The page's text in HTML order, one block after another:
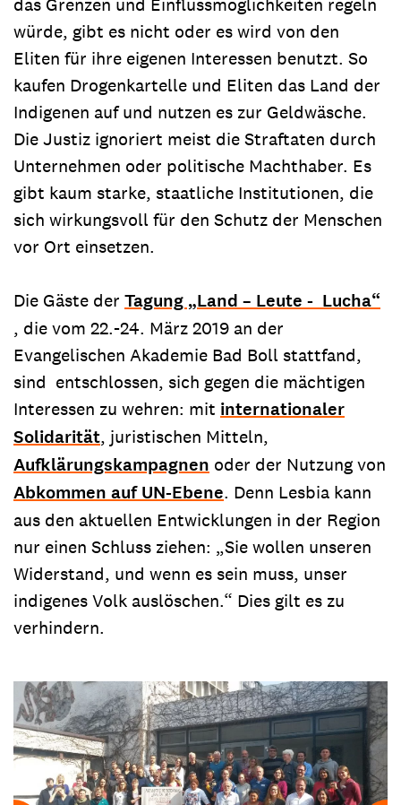
würde, gibt es nicht oder es wird von den
Eliten für ihre eigenen Interessen benutzt. So
kaufen Drogenkartelle und Eliten das Land der
Indigenen auf und nutzen es zur Geldwäsche.
Die Justiz ignoriert meist die Straftaten durch
Unternehmen oder politische Machthaber. Es
gibt kaum starke, staatliche Institutionen, die
sich wirkungsvoll für den Schutz der Menschen
vor Ort einsetzen.
Die Gäste der Tagung „Land – Leute - Lucha“
, die vom 22.-24. März 2019 an der
Evangelischen Akademie Bad Boll stattfand,
sind entschlossen, sich gegen die mächtigen
Interessen zu wehren: mit internationaler
Solidarität, juristischen Mitteln,
Aufklärungskampagnen oder der Nutzung von
Abkommen auf UN-Ebene. Denn Lesbia kann
aus den aktuellen Entwicklungen in der Region
nur einen Schluss ziehen: „Sie wollen unseren
Widerstand, und wenn es sein muss, unser
indigenes Volk auslöschen.“ Dies gilt es zu
verhindern.